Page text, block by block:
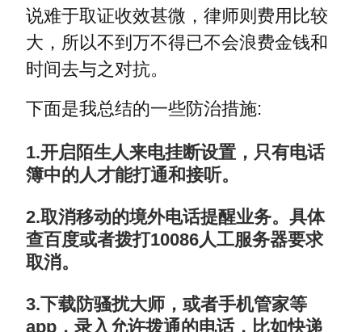
说难于取证收效甚微，律师则费用比较
大，所以不到万不得已不会浪费金钱和
时间去与之对抗。
下面是我总结的一些防治措施:
1.开启陌生人来电挂断设置，只有电话
簿中的人才能打通和接听。
2.取消移动的境外电话提醒业务。具体
查百度或者拨打10086人工服务器要求
取消。
3.下载防骚扰大师，或者手机管家等
app，录入允许拨通的电话，比如快递